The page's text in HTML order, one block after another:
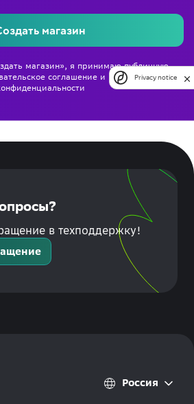
магазин
магазин», я принимаюпубличную
соглашениеи
политику
в техподдержку!
Россия
Privacy notice